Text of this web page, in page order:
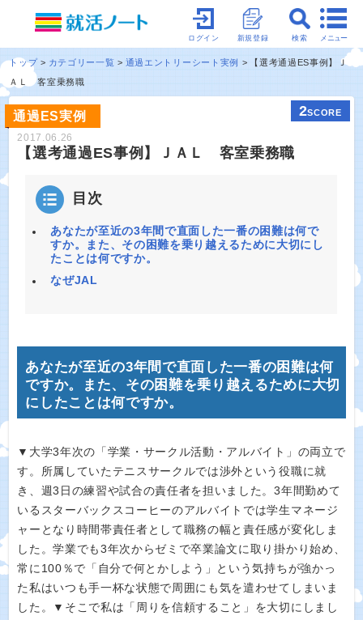
メニュー
検索
新規登録
ログイン
トップ カテゴリー一覧 通過エントリーシート実例
【選考通過ES事例】Ｊ
ＡＬ 客室乗務職
通過ES実例 2SCORE
2017.06.26
【選考通過ES事例】ＪＡＬ 客室乗務職
目次
あなたが至近の3年間で直面した一番の困難は何で
すか。また、その困難を乗り越えるために大切にし
たことは何ですか。
なぜJAL
あなたが至近の3年間で直面した一番の困難は何
ですか。また、その困難を乗り越えるために大切
にしたことは何ですか。
▼大学3年次の「学業・サークル活動・アルバイト」の両立で
す。所属していたテニスサークルでは渉外という役職に就
き、週3日の練習や試合の責任者を担いました。3年間勤めて
いるスターバックスコーヒーのアルバイトでは学生マネージ
ャーとなり時間帯責任者として職務の幅と責任感が変化しま
した。学業でも3年次からゼミで卒業論文に取り掛かり始め、
常に100％で「自分で何とかしよう」という気持ちが強かっ
た私はいつも手一杯な状態で周囲にも気を遣わせてしまいま
した。▼そこで私は「周りを信頼すること」を大切にしまし